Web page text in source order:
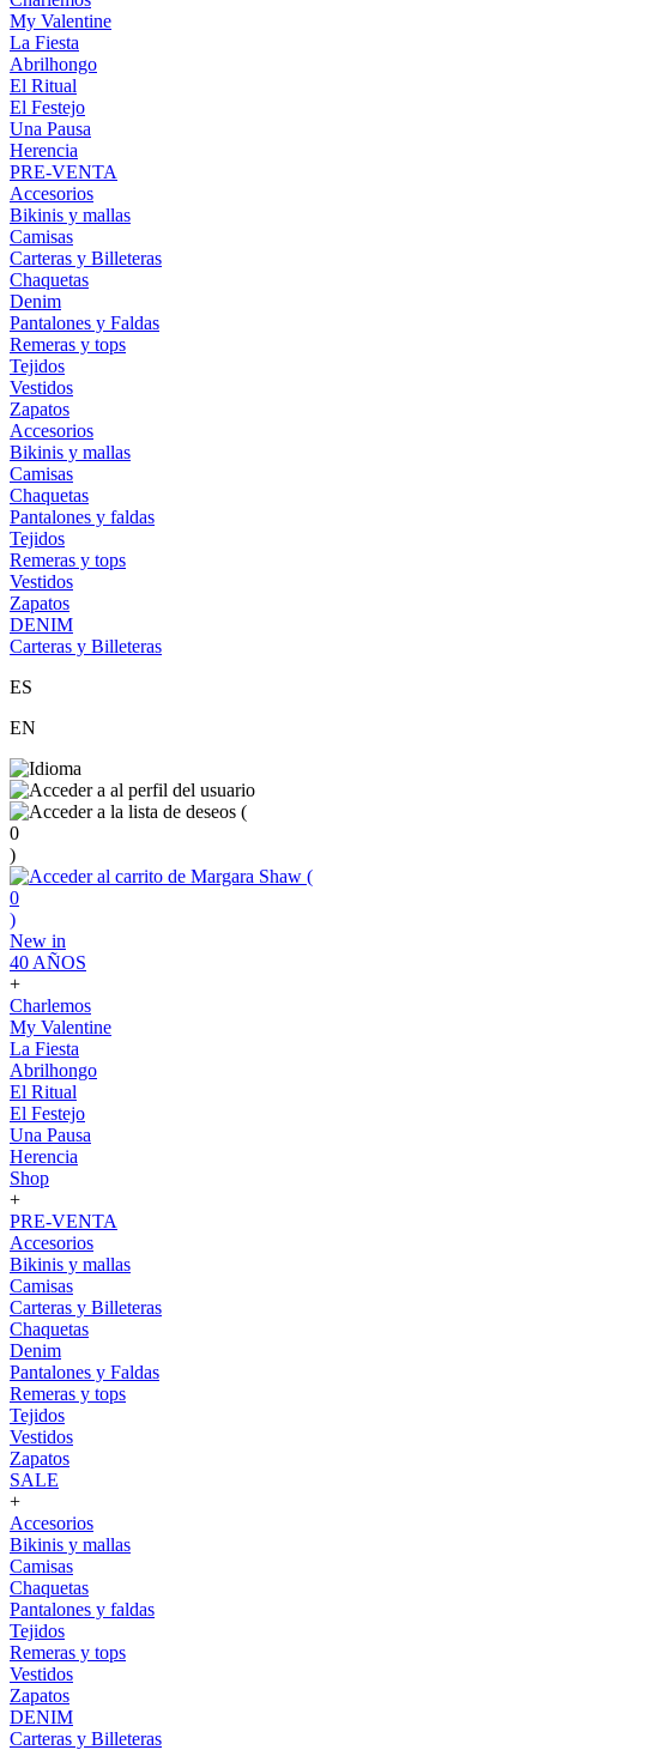
My Valentine
La Fiesta
Abrilhongo
El Ritual
El Festejo
Una Pausa
Herencia
PRE-VENTA
Accesorios
Bikinis y mallas
Camisas
Carteras y Billeteras
Chaquetas
Denim
Pantalones y Faldas
Remeras y tops
Tejidos
Vestidos
Zapatos
Accesorios
Bikinis y mallas
Camisas
Chaquetas
Pantalones y faldas
Tejidos
Remeras y tops
Vestidos
Zapatos
DENIM
Carteras y Billeteras
ES
EN
(
0
)
(
0
)
New in
40 AÑOS
+
Charlemos
My Valentine
La Fiesta
Abrilhongo
El Ritual
El Festejo
Una Pausa
Herencia
Shop
+
PRE-VENTA
Accesorios
Bikinis y mallas
Camisas
Carteras y Billeteras
Chaquetas
Denim
Pantalones y Faldas
Remeras y tops
Tejidos
Vestidos
Zapatos
SALE
+
Accesorios
Bikinis y mallas
Camisas
Chaquetas
Pantalones y faldas
Tejidos
Remeras y tops
Vestidos
Zapatos
DENIM
Carteras y Billeteras